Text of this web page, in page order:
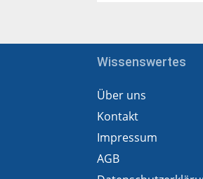
Wissenswertes
Über uns
Kontakt
Impressum
AGB